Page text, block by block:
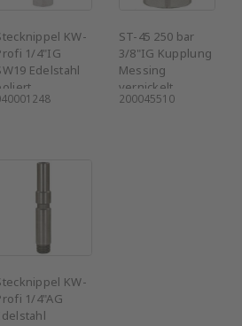
KW-
1/4"IG
Edelstahl
ST-45 250 bar
3/8"IG Kupplung
Messing
vernickelt
200045510
KW-
1/4"AG